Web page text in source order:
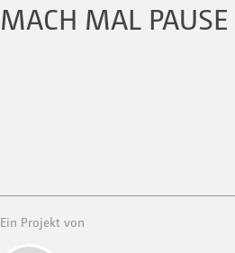
MACH MAL PAUSE
Ein Projekt von